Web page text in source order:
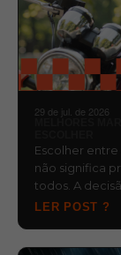
29 de jul. de 2026
Escolher
não significa
todos. A
LER POST ?